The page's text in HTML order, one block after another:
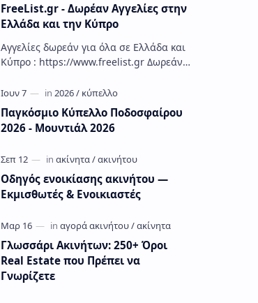
FreeList.gr - Δωρέαν Αγγελίες στην
Ελλάδα και την Κύπρο
Αγγελίες δωρεάν για όλα σε Ελλάδα και
Κύπρο : https://www.freelist.gr Δωρεάν
αυτοκινήτων μοτο πωλήσεων. Άμεση
γρήγορη κ…
Παγκόσμιο Κύπελλο Ποδοσφαίρου
2026 - Μουντιάλ 2026
Οδηγός ενοικίασης ακινήτου —
Εκμισθωτές & Ενοικιαστές
Γλωσσάρι Ακινήτων: 250+ Όροι
Real Estate που Πρέπει να
Γνωρίζετε